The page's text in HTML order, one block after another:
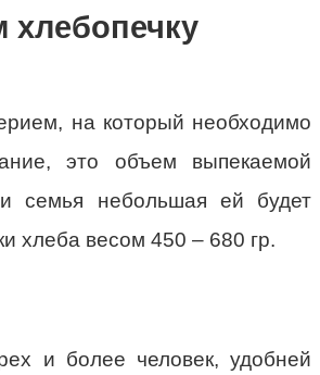
на который необходимо
это объем выпекаемой
семья небольшая ей будет
хлеба весом 450 – 680 гр.
и более человек, удобней